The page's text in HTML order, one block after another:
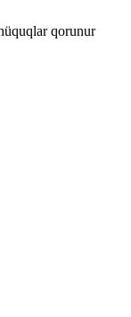
qorunur